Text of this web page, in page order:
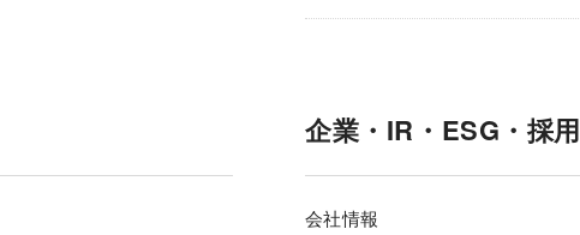
企業・IR・ESG・採用
会社情報